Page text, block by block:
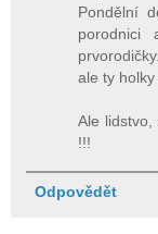
Pondělní
porodnici
ale ty
Ale lidstvo,
!!!
Odpovědět